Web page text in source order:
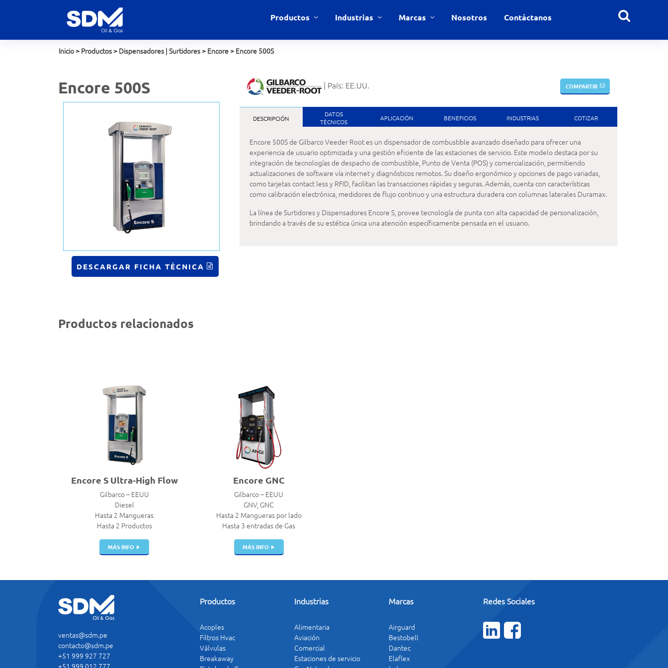
Productos Industrias Marcas Nosotros Contáctanos
Inicio> Productos> Dispensadores | Surtidores> Encore> Encore 500S
Encore 500S
DESCARGAR FICHA TÉCNICA
| País: EE.UU. COMPARTIR
DESCRIPCIÓN
DATOS
TÉCNICOS
APLICACIÓN BENEFICIOS INDUSTRIAS COTIZAR
Encore 500S de Gilbarco Veeder Root es un dispensador de combustible avanzado diseñado para ofrecer una
experiencia de usuario optimizada y una gestión eficiente de las estaciones de servicio. Este modelo destaca por su
integración de tecnologías de despacho de combustible, Punto de Venta (POS) y comercialización, permitiendo
actualizaciones de software vía internet y diagnósticos remotos. Su diseño ergonómico y opciones de pago variadas,
como tarjetas contact less y RFID, facilitan las transacciones rápidas y seguras. Además, cuenta con características
como calibración electrónica, medidores de flujo continuo y una estructura duradera con columnas laterales Duramax.
La línea de Surtidores y Dispensadores Encore S, provee tecnología de punta con alta capacidad de personalización,
brindando a través de su estética única una atención específicamente pensada en el usuario.
Productos relacionados
Encore S Ultra-High Flow
Gilbarco – EEUU
Diesel
Hasta 2 Mangueras
Hasta 2 Productos
MÁS INFO
Encore GNC
Gilbarco – EEUU
GNV, GNC
Hasta 2 Mangueras por lado
Hasta 3 entradas de Gas
MÁS INFO
ventas@sdm.pe
contacto@sdm.pe
+51 999 927 727
+51 999 012 777
Productos
Acoples
Filtros Hvac
Válvulas
Breakaway
Industrias
Alimentaria
Aviación
Comercial
Estaciones de servicio
Marcas
Airguard
Bestobell
Dantec
Elaflex
Redes Sociales